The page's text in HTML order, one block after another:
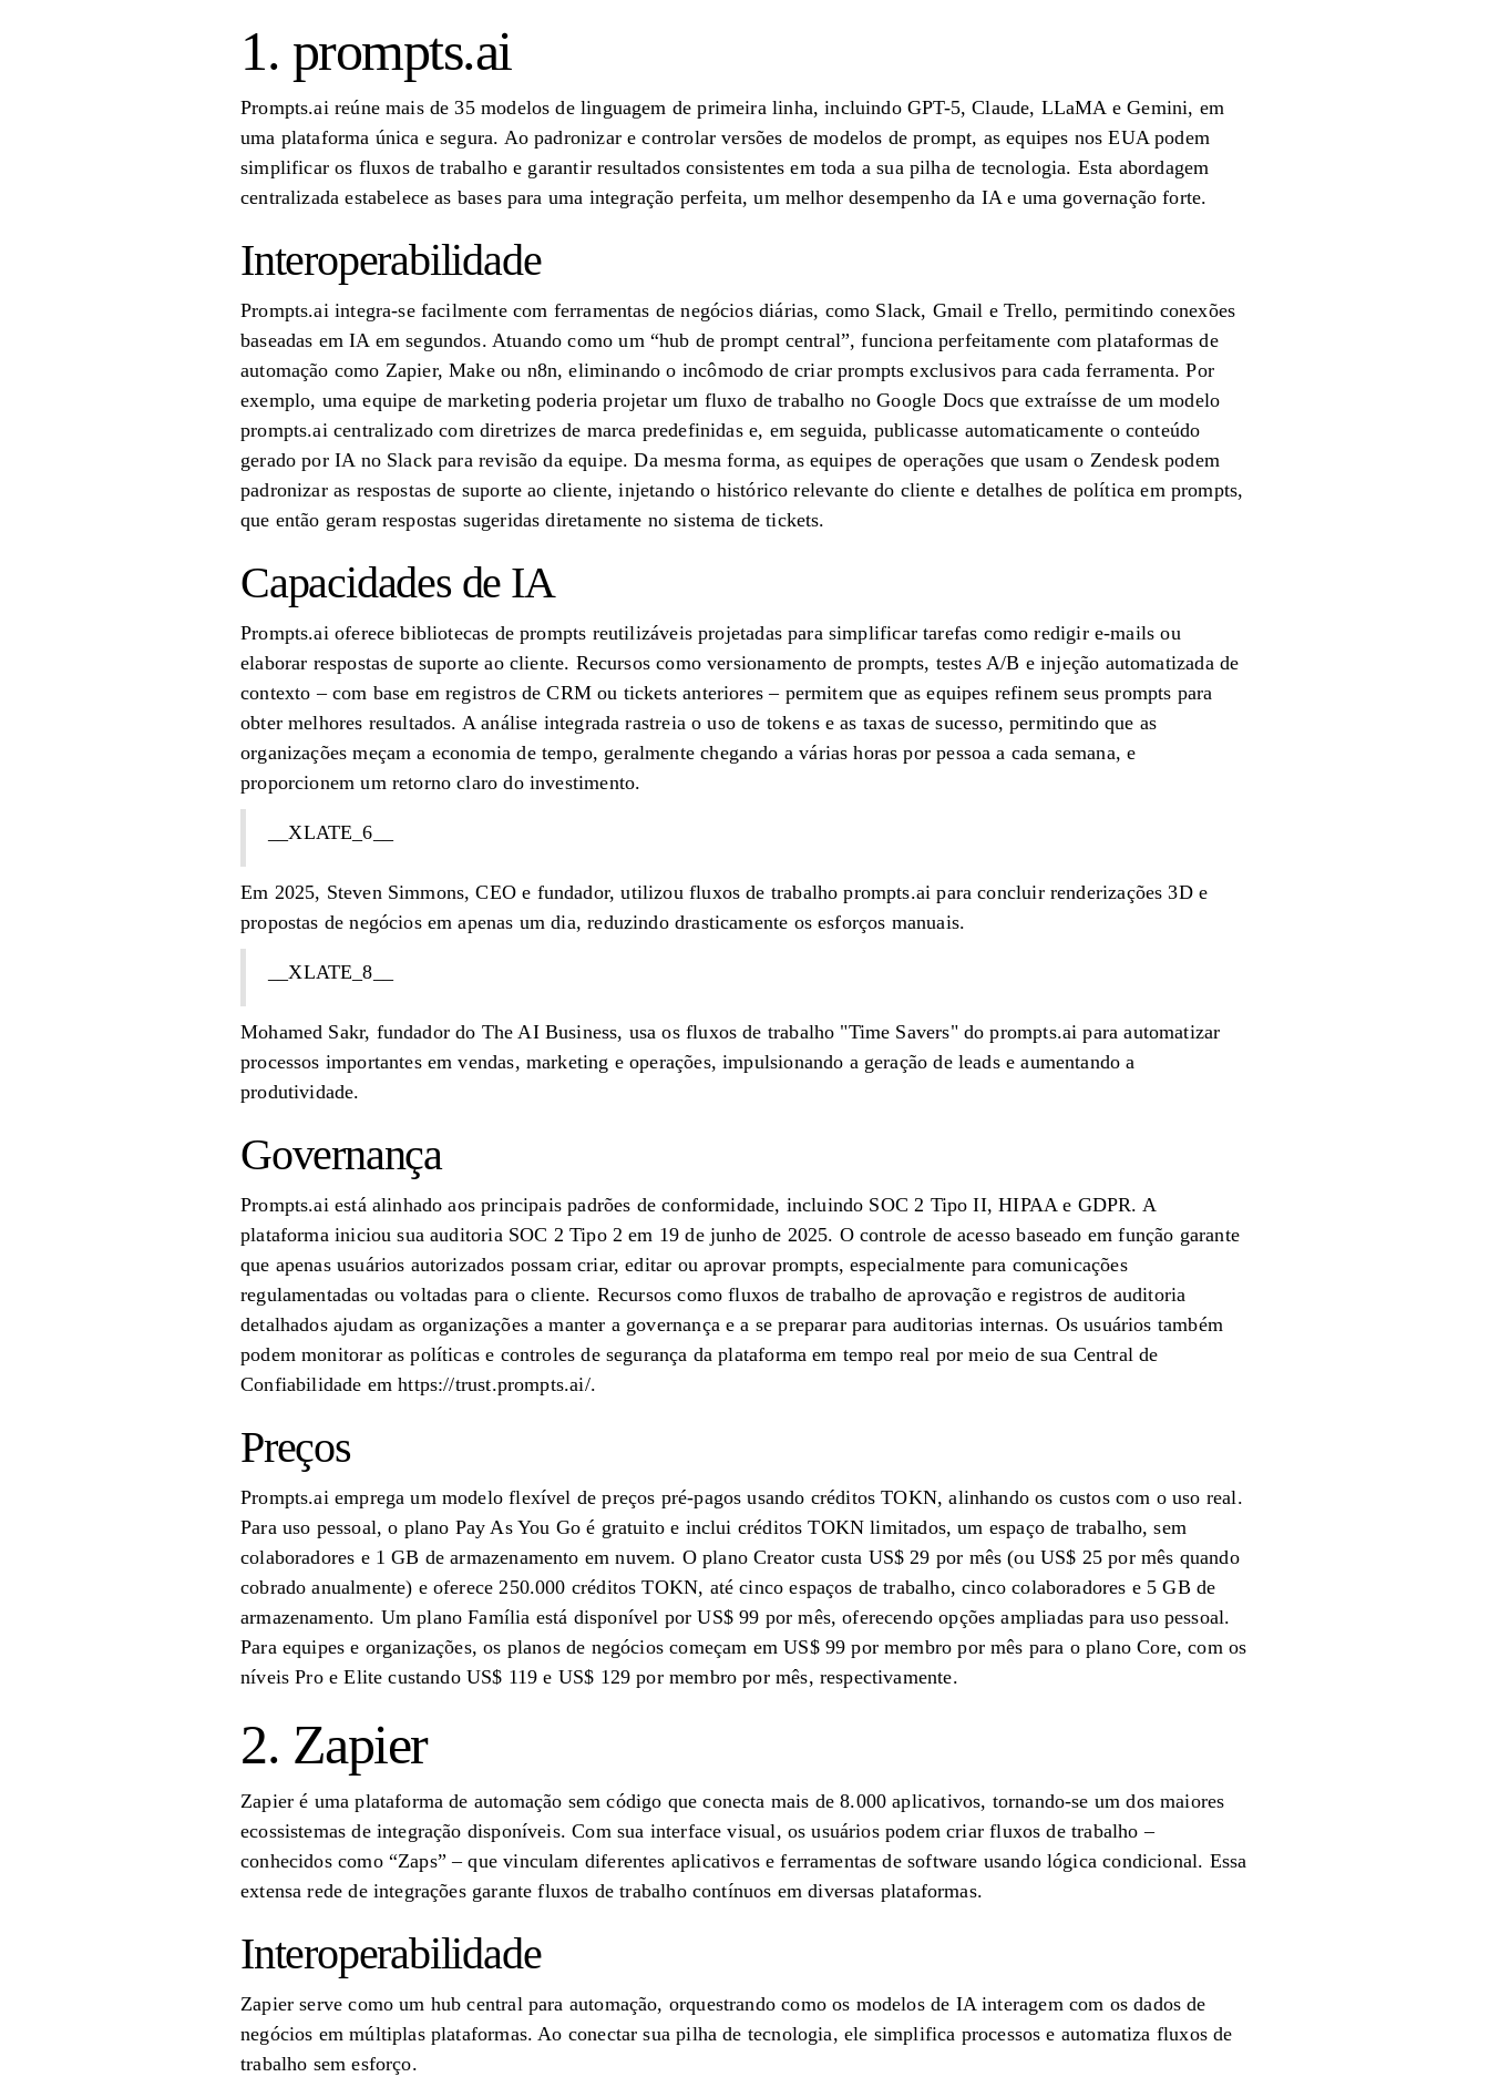
1. prompts.ai
Prompts.ai reúne mais de 35 modelos de linguagem de primeira linha, incluindo GPT-5, Claude, LLaMA e Gemini, em
uma plataforma única e segura. Ao padronizar e controlar versões de modelos de prompt, as equipes nos EUA podem
simplificar os fluxos de trabalho e garantir resultados consistentes em toda a sua pilha de tecnologia. Esta abordagem
centralizada estabelece as bases para uma integração perfeita, um melhor desempenho da IA ​​e uma governação forte.
Interoperabilidade
Prompts.ai integra-se facilmente com ferramentas de negócios diárias, como Slack, Gmail e Trello, permitindo conexões
baseadas em IA em segundos. Atuando como um “hub de prompt central”, funciona perfeitamente com plataformas de
automação como Zapier, Make ou n8n, eliminando o incômodo de criar prompts exclusivos para cada ferramenta. Por
exemplo, uma equipe de marketing poderia projetar um fluxo de trabalho no Google Docs que extraísse de um modelo
prompts.ai centralizado com diretrizes de marca predefinidas e, em seguida, publicasse automaticamente o conteúdo
gerado por IA no Slack para revisão da equipe. Da mesma forma, as equipes de operações que usam o Zendesk podem
padronizar as respostas de suporte ao cliente, injetando o histórico relevante do cliente e detalhes de política em prompts,
que então geram respostas sugeridas diretamente no sistema de tickets.
Capacidades de IA
Prompts.ai oferece bibliotecas de prompts reutilizáveis ​​projetadas para simplificar tarefas como redigir e-mails ou
elaborar respostas de suporte ao cliente. Recursos como versionamento de prompts, testes A/B e injeção automatizada de
contexto – com base em registros de CRM ou tickets anteriores – permitem que as equipes refinem seus prompts para
obter melhores resultados. A análise integrada rastreia o uso de tokens e as taxas de sucesso, permitindo que as
organizações meçam a economia de tempo, geralmente chegando a várias horas por pessoa a cada semana, e
proporcionem um retorno claro do investimento.
__XLATE_6__
Em 2025, Steven Simmons, CEO e fundador, utilizou fluxos de trabalho prompts.ai para concluir renderizações 3D e
propostas de negócios em apenas um dia, reduzindo drasticamente os esforços manuais.
__XLATE_8__
Mohamed Sakr, fundador do The AI ​​Business, usa os fluxos de trabalho "Time Savers" do prompts.ai para automatizar
processos importantes em vendas, marketing e operações, impulsionando a geração de leads e aumentando a
produtividade.
Governança
Prompts.ai está alinhado aos principais padrões de conformidade, incluindo SOC 2 Tipo II, HIPAA e GDPR. A
plataforma iniciou sua auditoria SOC 2 Tipo 2 em 19 de junho de 2025. O controle de acesso baseado em função garante
que apenas usuários autorizados possam criar, editar ou aprovar prompts, especialmente para comunicações
regulamentadas ou voltadas para o cliente. Recursos como fluxos de trabalho de aprovação e registros de auditoria
detalhados ajudam as organizações a manter a governança e a se preparar para auditorias internas. Os usuários também
podem monitorar as políticas e controles de segurança da plataforma em tempo real por meio de sua Central de
Confiabilidade em https://trust.prompts.ai/.
Preços
Prompts.ai emprega um modelo flexível de preços pré-pagos usando créditos TOKN, alinhando os custos com o uso real.
Para uso pessoal, o plano Pay As You Go é gratuito e inclui créditos TOKN limitados, um espaço de trabalho, sem
colaboradores e 1 GB de armazenamento em nuvem. O plano Creator custa US$ 29 por mês (ou US$ 25 por mês quando
cobrado anualmente) e oferece 250.000 créditos TOKN, até cinco espaços de trabalho, cinco colaboradores e 5 GB de
armazenamento. Um plano Família está disponível por US$ 99 por mês, oferecendo opções ampliadas para uso pessoal.
Para equipes e organizações, os planos de negócios começam em US$ 99 por membro por mês para o plano Core, com os
níveis Pro e Elite custando US$ 119 e US$ 129 por membro por mês, respectivamente.
2. Zapier
Zapier é uma plataforma de automação sem código que conecta mais de 8.000 aplicativos, tornando-se um dos maiores
ecossistemas de integração disponíveis. Com sua interface visual, os usuários podem criar fluxos de trabalho –
conhecidos como “Zaps” – que vinculam diferentes aplicativos e ferramentas de software usando lógica condicional. Essa
extensa rede de integrações garante fluxos de trabalho contínuos em diversas plataformas.
Interoperabilidade
Zapier serve como um hub central para automação, orquestrando como os modelos de IA interagem com os dados de
negócios em múltiplas plataformas. Ao conectar sua pilha de tecnologia, ele simplifica processos e automatiza fluxos de
trabalho sem esforço.